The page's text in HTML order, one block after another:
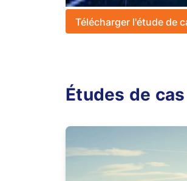
Télécharger l'étude de
Études de